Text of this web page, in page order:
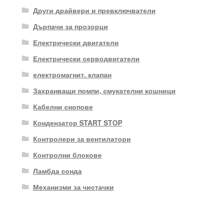
Други драйвери и превключватели
Дърпачи за прозорци
Електрически двигатели
Електрически серводвигатели
електромагнит. клапан
Захранващи помпи, смукателни кошници
Кабелни снопове
Кондензатор START STOP
Контролери за вентилатори
Контролни блокове
Ламбда сонда
Механизми за чистачки